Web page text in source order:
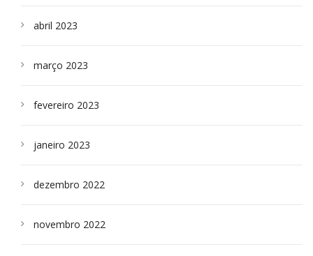
abril 2023
março 2023
fevereiro 2023
janeiro 2023
dezembro 2022
novembro 2022